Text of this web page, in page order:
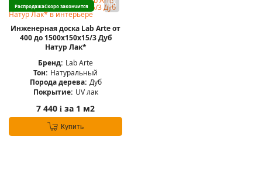
РаспродажаСкоро закончится
Инженерная доска Lab Arte от
400 до 1500х150х15/3 Дуб
Натур Лак*
Бренд: Lab Arte
Тон: Натуральный
Порода дерева: Дуб
Покрытие: UV лак
7 440 i за 1 м2
Купить